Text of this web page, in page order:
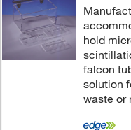
hold
falcon
solution
waste or